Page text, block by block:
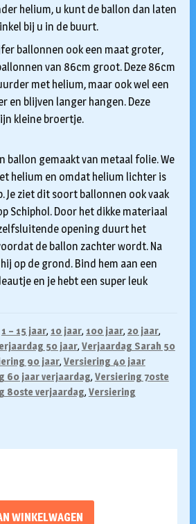
helium, u kunt de ballon dan laten
bij u in de buurt.
ballonnen ook een maat groter,
van 86cm groot. Deze 86cm
met helium, maar ook wel een
en blijven langer hangen. Deze
kleine broertje.
ballon gemaakt van metaal folie. We
helium en omdat helium lichter is
Je ziet dit soort ballonnen ook vaak
Schiphol. Door het dikke materiaal
opening duurt het
de ballon zachter wordt. Na
op de grond. Bind hem aan een
en je hebt een super leuk
1 – 15 jaar, 10 jaar, 100 jaar, 20 jaar,
50 jaar, Verjaardag Sarah 50
90 jaar, Versiering 40 jaar
60 jaar verjaardag, Versiering 70ste
80ste verjaardag, Versiering
WINKELWAGEN